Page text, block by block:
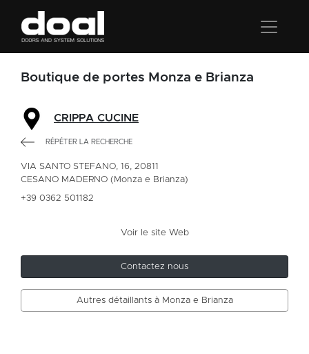
Boutique de portes Monza e Brianza
CRIPPA CUCINE
RÉPÉTER LA RECHERCHE
VIA SANTO STEFANO, 16, 20811
CESANO MADERNO (Monza e Brianza)
+39 0362 501182
Voir le site Web
Contactez nous
Autres détaillants à Monza e Brianza